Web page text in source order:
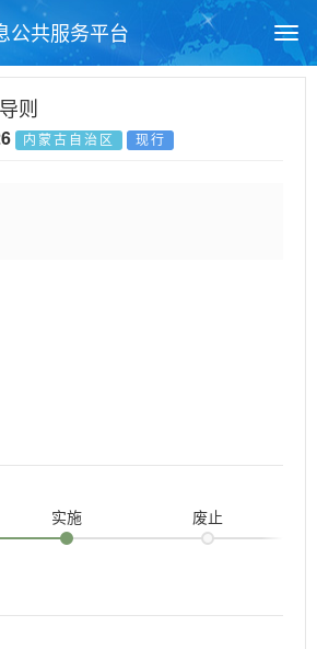
公共服务平台
标准公告查询
则
内蒙古自治区 现行
实施 废止